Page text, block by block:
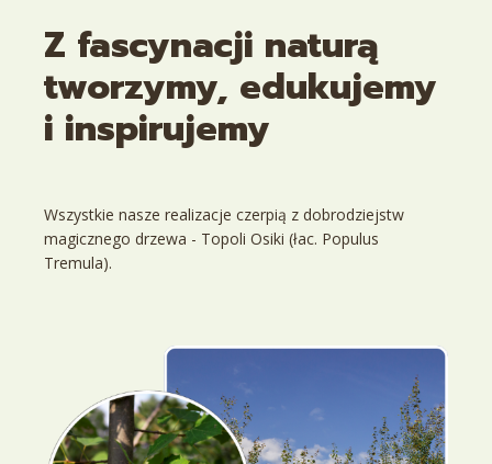
Z fascynacji naturą
tworzymy, edukujemy
i inspirujemy
Wszystkie nasze realizacje czerpią z dobrodziejstw
magicznego drzewa - Topoli Osiki (łac. Populus
Tremula).